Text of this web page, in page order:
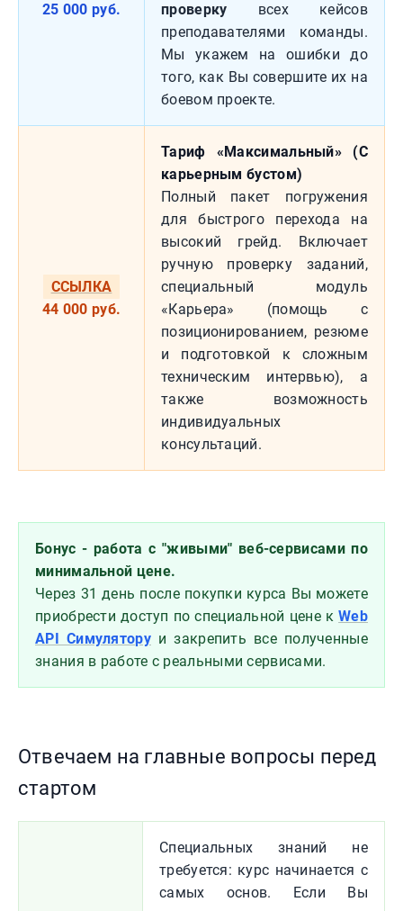
25 000 руб.
проверку всех кейсов
преподавателями команды.
Мы укажем на ошибки до
того, как Вы совершите их на
боевом проекте.
ССЫЛКА
44 000 руб.
Тариф «Максимальный» (С
карьерным бустом)
Полный пакет погружения
для быстрого перехода на
высокий грейд. Включает
ручную проверку заданий,
специальный модуль
«Карьера» (помощь с
позиционированием, резюме
и подготовкой к сложным
техническим интервью), а
также возможность
индивидуальных
консультаций.
Бонус - работа с "живыми" веб-сервисами по
минимальной цене.
Через 31 день после покупки курса Вы можете
приобрести доступ по специальной цене кWeb
API Симуляторуи закрепить все полученные
знания в работе с реальными сервисами.
Отвечаем на главные вопросы перед
стартом
Специальных знаний не
требуется: курс начинается с
самых основ. Если Вы